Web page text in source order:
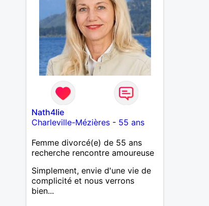
Nath4lie
Charleville-Mézières- 55 ans
Femme divorcé(e) de 55 ans
recherche rencontre amoureuse
Simplement, envie d'une vie de
complicité et nous verrons
bien...